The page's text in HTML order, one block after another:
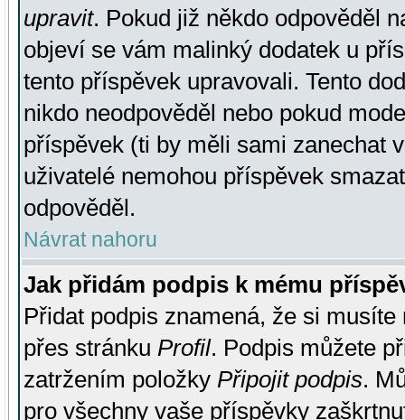
upravit. Pokud již někdo odpověděl
objeví se vám malinký dodatek u
tento příspěvek upravovali. Tento
nikdo neodpověděl nebo pokud
příspěvek (ti by měli sami zanechat
uživatelé nemohou příspěvek
odpověděl.
Návrat nahoru
Jak přidám podpis k mému
Přidat podpis znamená, že si
přes stránku Profil. Podpis můžete
zatržením položky Připojit podpis.
pro všechny vaše příspěvky